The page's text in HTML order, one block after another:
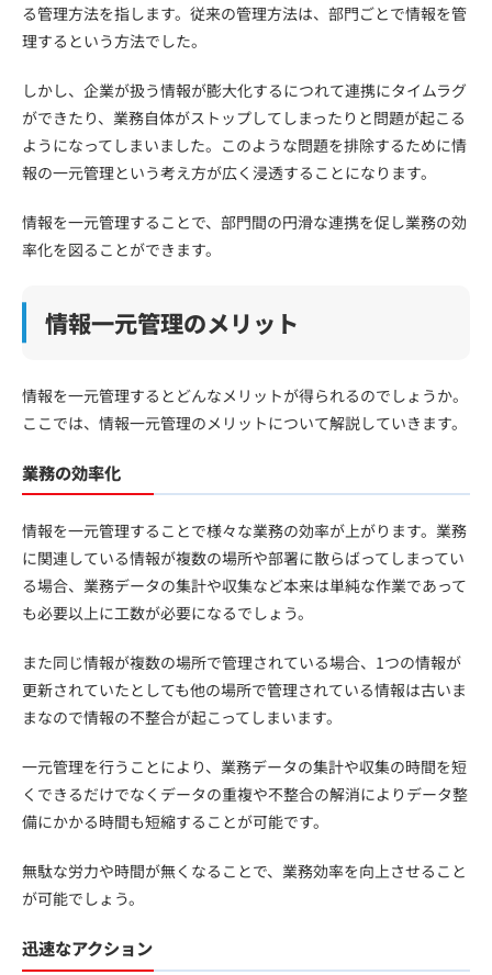
る管理方法を指します。従来の管理方法は、部門ごとで情報を管
理するという方法でした。
しかし、企業が扱う情報が膨大化するにつれて連携にタイムラグ
ができたり、業務自体がストップしてしまったりと問題が起こる
ようになってしまいました。このような問題を排除するために情
報の一元管理という考え方が広く浸透することになります。
情報を一元管理することで、部門間の円滑な連携を促し業務の効
率化を図ることができます。
情報一元管理のメリット
情報を一元管理するとどんなメリットが得られるのでしょうか。
ここでは、情報一元管理のメリットについて解説していきます。
業務の効率化
情報を一元管理することで様々な業務の効率が上がります。業務
に関連している情報が複数の場所や部署に散らばってしまってい
る場合、業務データの集計や収集など本来は単純な作業であって
も必要以上に工数が必要になるでしょう。
また同じ情報が複数の場所で管理されている場合、1つの情報が
更新されていたとしても他の場所で管理されている情報は古いま
まなので情報の不整合が起こってしまいます。
一元管理を行うことにより、業務データの集計や収集の時間を短
くできるだけでなくデータの重複や不整合の解消によりデータ整
備にかかる時間も短縮することが可能です。
無駄な労力や時間が無くなることで、業務効率を向上させること
が可能でしょう。
迅速なアクション